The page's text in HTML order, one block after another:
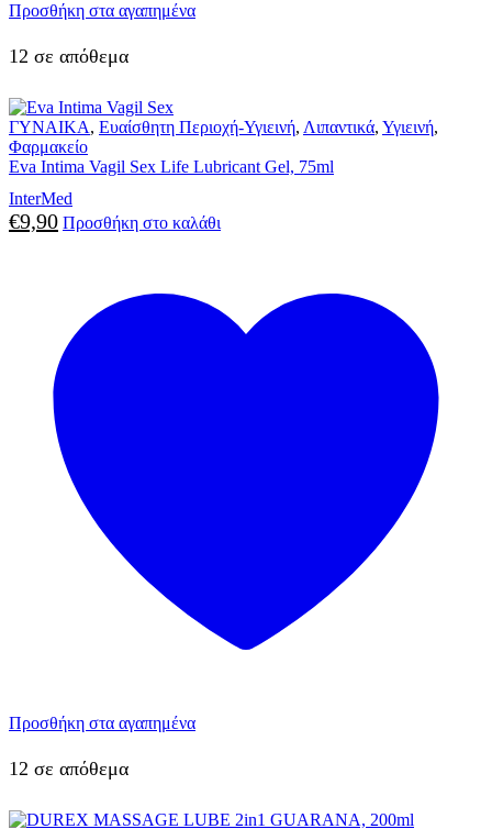
Προσθήκη στα αγαπημένα
12 σε απόθεμα
ΓΥΝΑΙΚΑ, Ευαίσθητη Περιοχή-Υγιεινή, Λιπαντικά, Υγιεινή,
Φαρμακείο
Eva Intima Vagil Sex Life Lubricant Gel, 75ml
InterMed
€9,90 Προσθήκη στο καλάθι
Προσθήκη στα αγαπημένα
12 σε απόθεμα